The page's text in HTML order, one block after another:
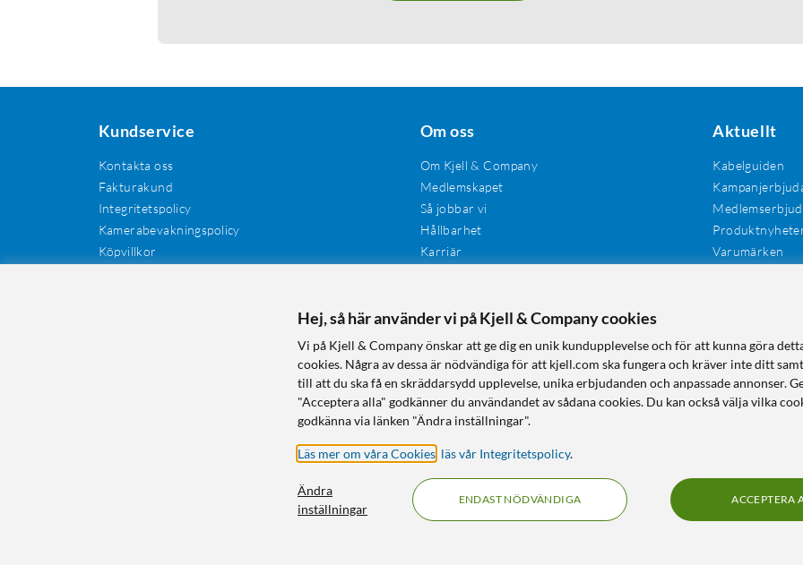
Kundservice
Kontakta oss
Fakturakund
Integritetspolicy
Kamerabevakningspolicy
Köpvillkor
Om oss
Om Kjell & Company
Medlemskapet
Så jobbar vi
Hållbarhet
Karriär
Tillgänglighet
Aktuellt
Kabelguiden
Varumärken
KUNSKAP OCH TILLBEHÖR TILL HEMELEKTRONIK
Hej, så här använder vi på Kjell & Company cookies
Vi på Kjell & Company önskar att ge dig en unik kundupplevelse och för att kunna göra
cookies. Några av dessa är nödvändiga för att kjell.com ska fungera och kräver inte ditt
till att du ska få en skräddarsydd upplevelse, unika erbjudanden och anpassade annonser.
"Acceptera alla" godkänner du användandet av sådana cookies. Du kan också välja vilka
godkänna via länken "Ändra inställningar".
Läs mer om våra Cookies läs vår Integritetspolicy.
Ändra
inställningar
ENDAST NÖDVÄNDIGA ACCEPTERA